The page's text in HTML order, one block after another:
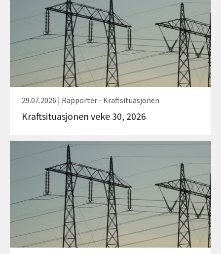
29.07.2026 | Rapporter - Kraftsituasjonen
Kraftsituasjonen veke 30, 2026